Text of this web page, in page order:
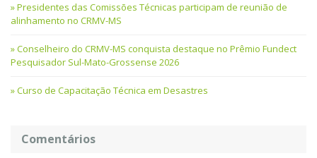
Presidentes das Comissões Técnicas participam de reunião de
alinhamento no CRMV-MS
Conselheiro do CRMV-MS conquista destaque no Prêmio Fundect
Pesquisador Sul-Mato-Grossense 2026
Curso de Capacitação Técnica em Desastres
Comentários